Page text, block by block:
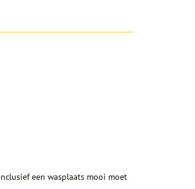
een wasplaats mooi moet